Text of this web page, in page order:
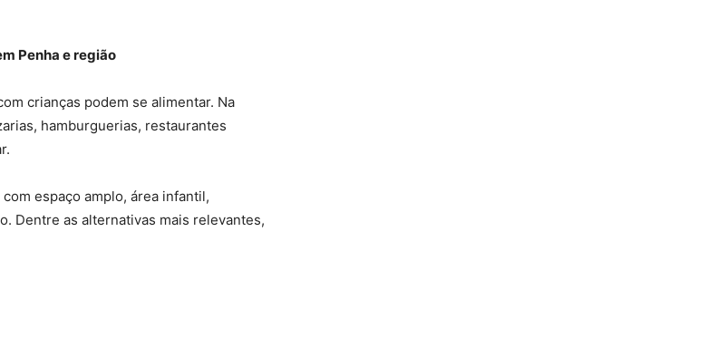
Penha e região
crianças podem se alimentar. Na
hamburguerias, restaurantes
espaço amplo, área infantil,
Dentre as alternativas mais relevantes,